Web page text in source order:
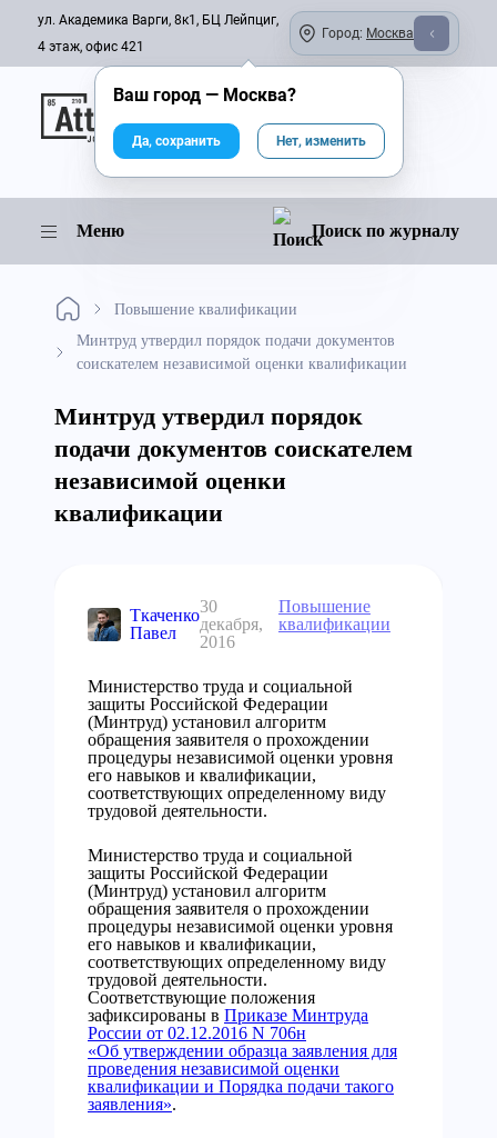
ул. Академика Варги, 8к1, БЦ Лейпциг,
4 этаж, офис 421
Город: Москва
Онлайн-журнал
Меню Поиск по журналу
Повышение квалификации
Минтруд утвердил порядок подачи документов
соискателем независимой оценки квалификации
Минтруд утвердил порядок
подачи документов соискателем
независимой оценки
квалификации
Ткаченко
Павел
30
декабря,
2016
Повышение
квалификации
Министерство труда и социальной
защиты Российской Федерации
(Минтруд) установил алгоритм
обращения заявителя о прохождении
процедуры независимой оценки уровня
его навыков и квалификации,
соответствующих определенному виду
трудовой деятельности.
Министерство труда и социальной
защиты Российской Федерации
(Минтруд) установил алгоритм
обращения заявителя о прохождении
процедуры независимой оценки уровня
его навыков и квалификации,
соответствующих определенному виду
трудовой деятельности.
Соответствующие положения
зафиксированы в Приказе Минтруда
России от 02.12.2016 N 706н
«Об утверждении образца заявления для
проведения независимой оценки
квалификации и Порядка подачи такого
заявления».
Ваш город — Москва?
Да, сохранить Нет, изменить